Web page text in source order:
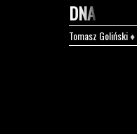
DNA
Tomasz Goliński♦